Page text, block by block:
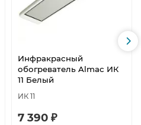
Инфракрасный
обогреватель Almac ИК
11 Белый
ИК 11
7 390 ₽